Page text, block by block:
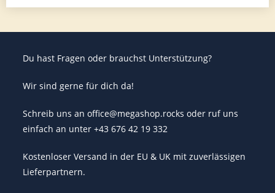
Du hast Fragen oder brauchst Unterstützung?
Wir sind gerne für dich da!
Schreib uns an office@megashop.rocks oder ruf uns
einfach an unter +43 676 42 19 332
Kostenloser Versand in der EU & UK mit zuverlässigen
Lieferpartnern.